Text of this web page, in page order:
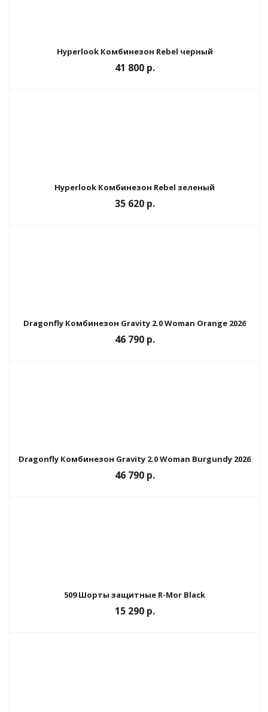
Hyperlook Комбинезон Rebel черный
41 800 р.
Hyperlook Комбинезон Rebel зеленый
35 620 р.
Dragonfly Комбинезон Gravity 2.0 Woman Orange 2026
46 790 р.
Dragonfly Комбинезон Gravity 2.0 Woman Burgundy 2026
46 790 р.
509 Шорты защитные R-Mor Black
15 290 р.